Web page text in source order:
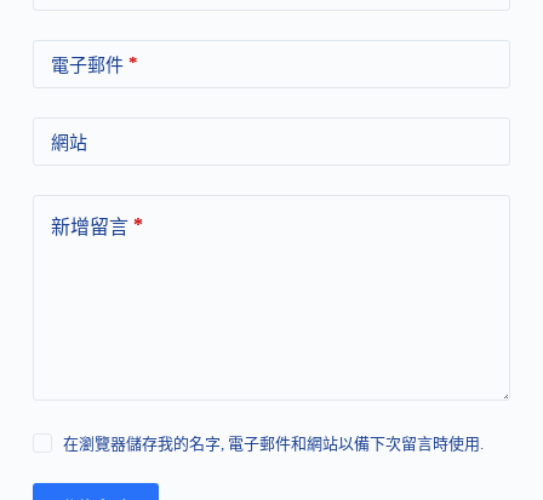
電子郵件*
網站
新增留言*
在瀏覽器儲存我的名字, 電子郵件和網站以備下次留言時使用.